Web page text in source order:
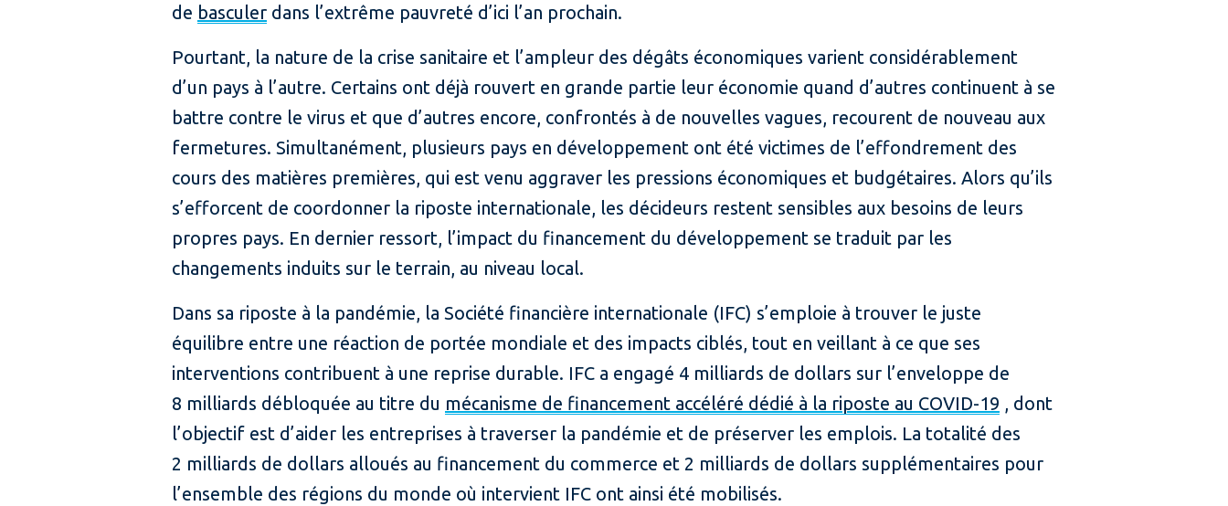
de basculer dans l’extrême pauvreté d’ici l’an prochain.
Pourtant, la nature de la crise sanitaire et l’ampleur des dégâts économiques varient considérablement
d’un pays à l’autre. Certains ont déjà rouvert en grande partie leur économie quand d’autres continuent à se
battre contre le virus et que d’autres encore, confrontés à de nouvelles vagues, recourent de nouveau aux
fermetures. Simultanément, plusieurs pays en développement ont été victimes de l’effondrement des
cours des matières premières, qui est venu aggraver les pressions économiques et budgétaires. Alors qu’ils
s’efforcent de coordonner la riposte internationale, les décideurs restent sensibles aux besoins de leurs
propres pays. En dernier ressort, l’impact du financement du développement se traduit par les
changements induits sur le terrain, au niveau local.
Dans sa riposte à la pandémie, la Société financière internationale (IFC) s’emploie à trouver le juste
équilibre entre une réaction de portée mondiale et des impacts ciblés, tout en veillant à ce que ses
interventions contribuent à une reprise durable. IFC a engagé 4 milliards de dollars sur l’enveloppe de
8 milliards débloquée au titre du mécanisme de financement accéléré dédié à la riposte au COVID-19 , dont
l’objectif est d’aider les entreprises à traverser la pandémie et de préserver les emplois. La totalité des
2 milliards de dollars alloués au financement du commerce et 2 milliards de dollars supplémentaires pour
l’ensemble des régions du monde où intervient IFC ont ainsi été mobilisés.